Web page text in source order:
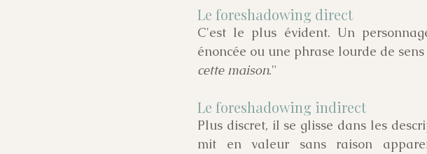
Le foreshadowing direct
C'est le plus évident. Un
énoncée ou une phrase lourde de
cette maison."
Le foreshadowing indirect
Plus discret, il se glisse dans les
mit en valeur sans raison